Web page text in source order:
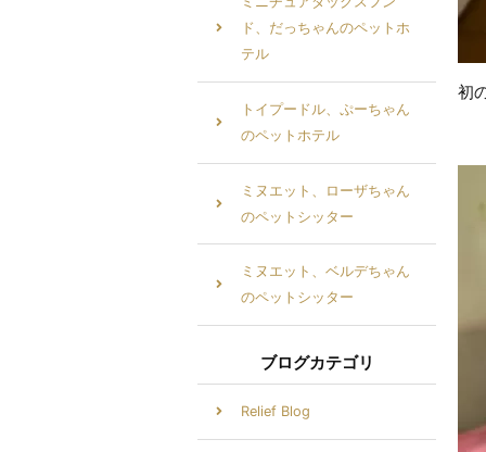
初
ド、だっちゃんのペットホ
テル
トイプードル、ぷーちゃん
のペットホテル
ミヌエット、ローザちゃん
のペットシッター
ミヌエット、ベルデちゃん
のペットシッター
ブログカテゴリ
Relief Blog